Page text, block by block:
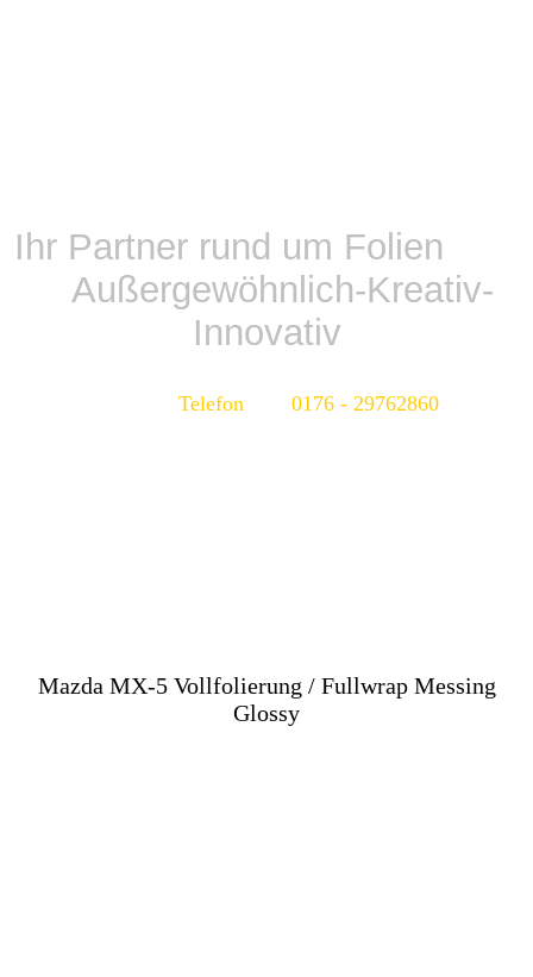
Ihr Partner rund um Folien
Außergewöhnlich-Kreativ-
Innovativ
Telefon 0176 - 29762860
Mazda MX-5 Vollfolierung / Fullwrap Messing
Glossy